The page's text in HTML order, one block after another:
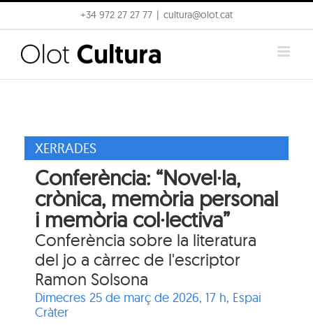
to
content
+34 972 27 27 77 cultura@olot.cat
XERRADES
Conferència: “Novel·la,
crònica, memòria personal
i memòria col·lectiva”
Conferència sobre la literatura
del jo a càrrec de l'escriptor
Ramon Solsona
Dimecres 25 de març de 2026, 17 h, Espai
Cràter